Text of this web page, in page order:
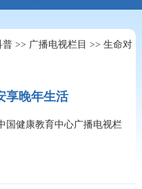
普>> 广播电视栏目 >> 生命对
享晚年生活
国健康教育中心广播电视栏